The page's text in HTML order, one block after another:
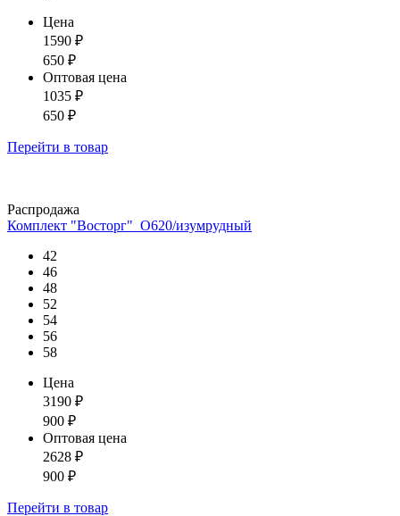
Цена
1590 ₽
650 ₽
Оптовая цена
1035 ₽
650 ₽
Перейти в товар
Распродажа
Комплект "Восторг"_О620/изумрудный
42
46
48
52
54
56
58
Цена
3190 ₽
900 ₽
Оптовая цена
2628 ₽
900 ₽
Перейти в товар